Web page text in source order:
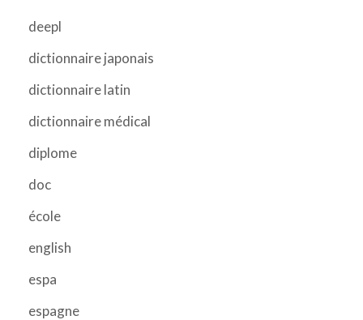
deepl
dictionnaire japonais
dictionnaire latin
dictionnaire médical
diplome
doc
école
english
espa
espagne